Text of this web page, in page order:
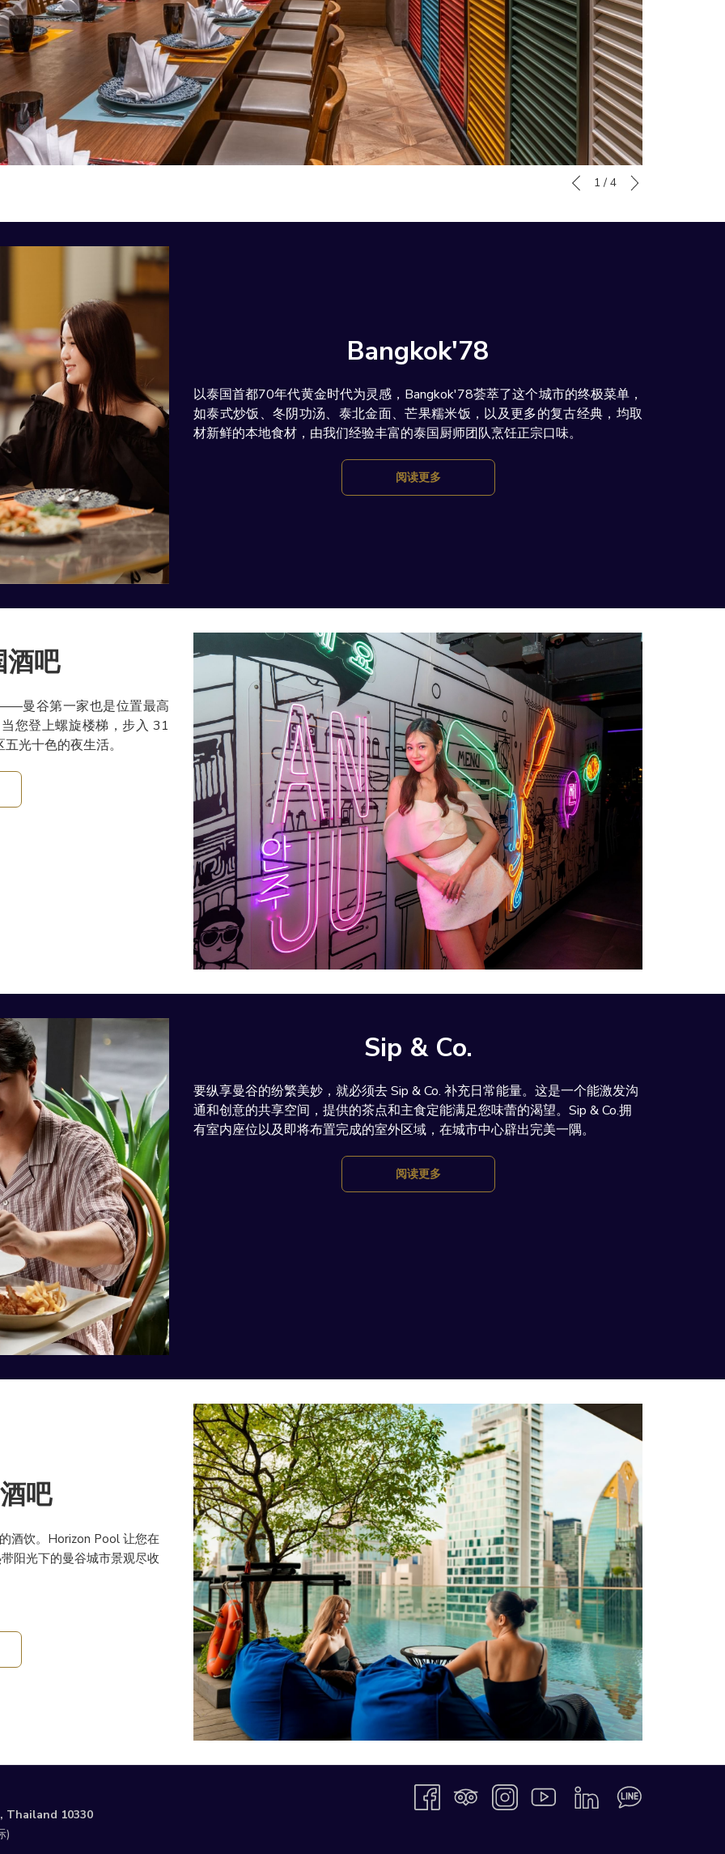
幻
片
点
以
的
内
容
上一页 1 / 4
Bangkok'78
以泰国首都70年代黄金时代为灵感，Bangkok'78荟萃了这个城市的终极菜单，
如泰式炒饭、冬阴功汤、泰北金面、芒果糯米饭，以及更多的复古经典，均取
材新鲜的本地食材，由我们经验丰富的泰国厨师团队烹饪正宗口味。
阅读更多
酒吧
曼谷第一家也是位置最高
您登上螺旋楼梯，步入 31
光十色的夜生活。
Sip & Co.
要纵享曼谷的纷繁美妙，就必须去 Sip & Co. 补充日常能量。这是一个能激发沟
通和创意的共享空间，提供的茶点和主食定能满足您味蕾的渴望。Sip & Co.拥
有室内座位以及即将布置完成的室外区域，在城市中心辟出完美一隅。
阅读更多
吧
酒饮。Horizon Pool 让您在
阳光下的曼谷城市景观尽收
Thailand 10330
)